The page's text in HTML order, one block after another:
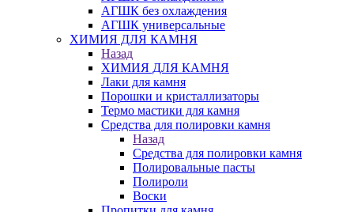
АГШК без охлаждения
АГШК универсальные
ХИМИЯ ДЛЯ КАМНЯ
Назад
ХИМИЯ ДЛЯ КАМНЯ
Лаки для камня
Порошки и кристаллизаторы
Термо мастики для камня
Средства для полировки камня
Назад
Средства для полировки камня
Полировальные пасты
Полироли
Воски